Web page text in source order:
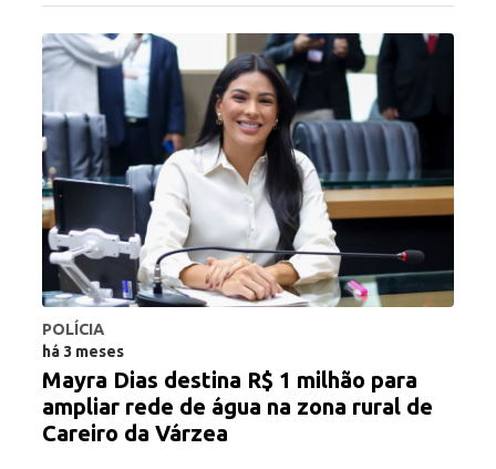
POLÍCIA
há 3 meses
Mayra Dias destina R$ 1 milhão para
ampliar rede de água na zona rural de
Careiro da Várzea